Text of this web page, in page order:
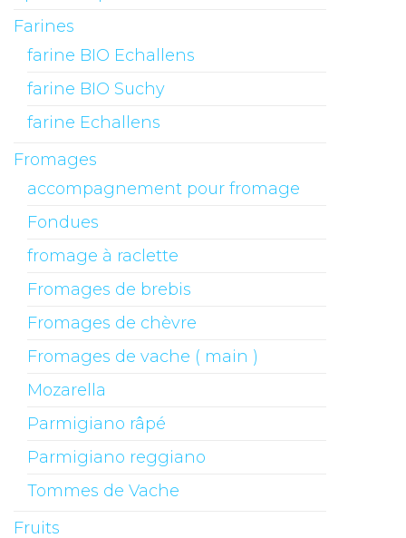
Farines
farine BIO Echallens
farine BIO Suchy
farine Echallens
Fromages
accompagnement pour fromage
Fondues
fromage à raclette
Fromages de brebis
Fromages de chèvre
Fromages de vache ( main )
Mozarella
Parmigiano râpé
Parmigiano reggiano
Tommes de Vache
Fruits